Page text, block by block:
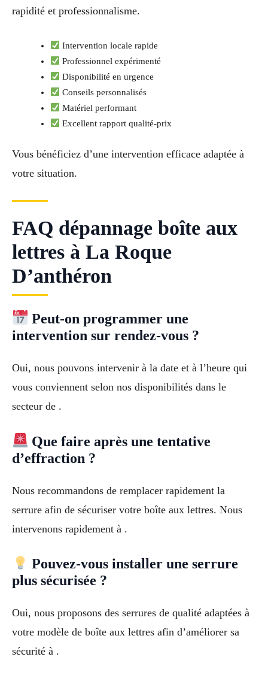
rapidité et professionnalisme.
Intervention locale rapide
Professionnel expérimenté
Disponibilité en urgence
Conseils personnalisés
Matériel performant
Excellent rapport qualité-prix
Vous bénéficiez d’une intervention efficace adaptée à
votre situation.
FAQ dépannage boîte aux
lettres à La Roque
D’anthéron
Peut-on programmer une
intervention sur rendez-vous ?
Oui, nous pouvons intervenir à la date et à l’heure qui
vous conviennent selon nos disponibilités dans le
secteur de .
Que faire après une tentative
d’effraction ?
Nous recommandons de remplacer rapidement la
serrure afin de sécuriser votre boîte aux lettres. Nous
intervenons rapidement à .
Pouvez-vous installer une serrure
plus sécurisée ?
Oui, nous proposons des serrures de qualité adaptées à
votre modèle de boîte aux lettres afin d’améliorer sa
sécurité à .